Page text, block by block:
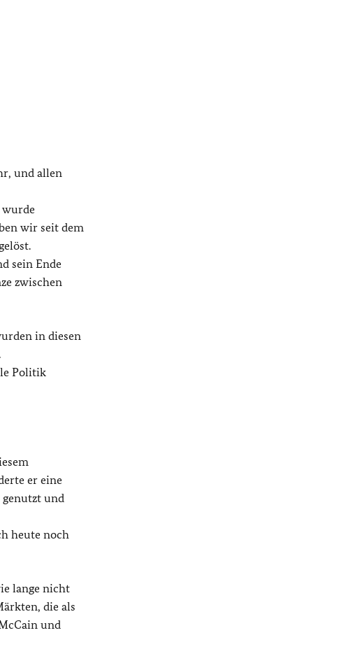
und allen
wurde
wir seit dem
sein Ende
zwischen
in diesen
Politik
er eine
genutzt und
heute noch
lange nicht
die als
und